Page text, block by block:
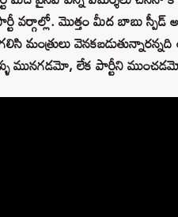
వర్గాల్లో. మొత్తం మీద బాబు స్పీడ్
వెనకబడుతున్నారన్నది
లేక పార్టీని